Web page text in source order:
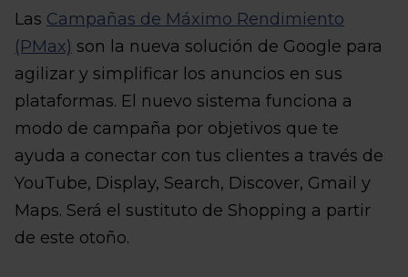
Las Campañas de Máximo Rendimiento
(PMax) son la nueva solución de Google para
agilizar y simplificar los anuncios en sus
plataformas. El nuevo sistema funciona a
modo de campaña por objetivos que te
ayuda a conectar con tus clientes a través de
YouTube, Display, Search, Discover, Gmail y
Maps. Será el sustituto de Shopping a partir
de este otoño.